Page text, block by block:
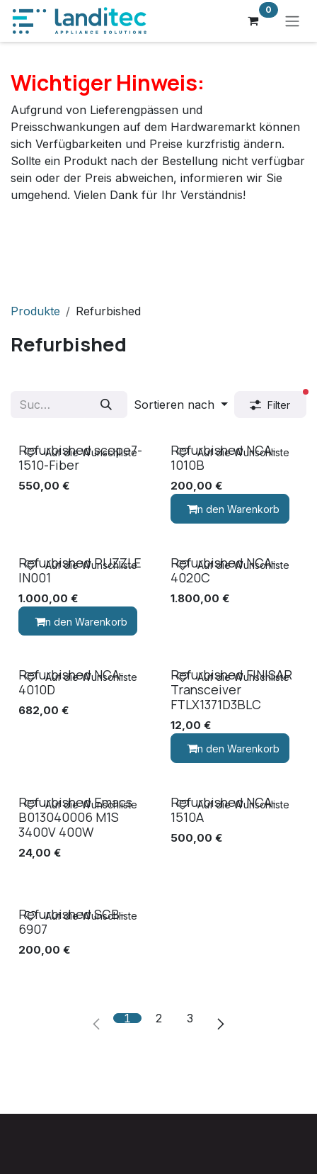
Zum Inhalt springen 0
Wichtiger Hinweis:
Aufgrund von Lieferengpässen und
Preisschwankungen auf dem Hardwaremarkt können
sich Verfügbarkeiten und Preise kurzfristig ändern.
Sollte ein Produkt nach der Bestellung nicht verfügbar
sein oder der Preis abweichen, informieren wir Sie
umgehend. Vielen Dank für Ihr Verständnis!
Produkte Refurbished
Refurbished
Sortieren nach Filter
Refurbished scope7-
1510-Fiber
550,00 €
Auf die Wunschliste
Refurbished NCA-
1010B
200,00 €
In den Warenkorb
Auf die Wunschliste
Refurbished PUZZLE
IN001
1.000,00 €
In den Warenkorb
Auf die Wunschliste
Refurbished NCA-
4020C
1.800,00 €
Auf die Wunschliste
Refurbished NCA-
4010D
682,00 €
Auf die Wunschliste
Refurbished FINISAR
Transceiver
FTLX1371D3BLC
12,00 €
In den Warenkorb
Auf die Wunschliste
Refurbished Emacs
B013040006 M1S
3400V 400W
24,00 €
Auf die Wunschliste
Refurbished NCA-
1510A
500,00 €
Auf die Wunschliste
Refurbished SCB-
6907
200,00 €
Auf die Wunschliste
1 2 3